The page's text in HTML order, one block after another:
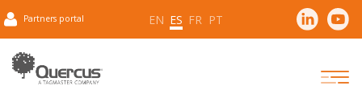
Partners portal EN ES FR PT